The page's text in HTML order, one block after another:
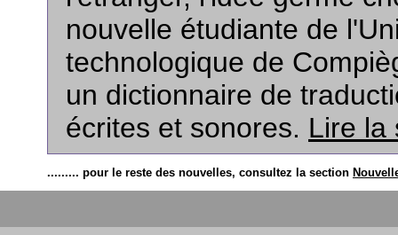
nouvelle étudiante de
technologique de
un dictionnaire de
écrites et sonores. Lire la
......... pour le reste des nouvelles, consultez la section